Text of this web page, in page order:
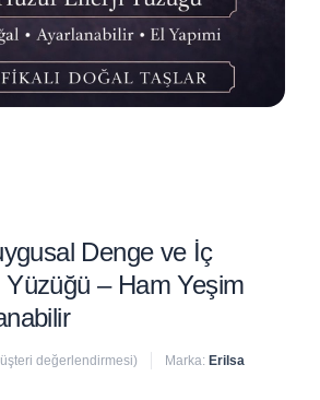
Denge ve İç
Yüzüğü – Ham Yeşim
değerlendirmesi) Marka: Erilsa